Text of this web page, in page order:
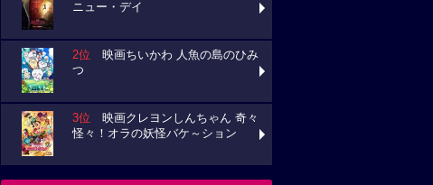
ニュー・デイ
2位 映画ちいかわ 人魚の島のひみ
つ
3位 映画クレヨンしんちゃん 奇々
怪々！オラの妖怪バケ～ション